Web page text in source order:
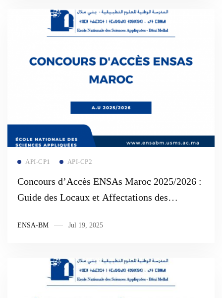
API-CP1 API-CP2
Concours d’Accès ENSAs Maroc 2025/2026 :
Guide des Locaux et Affectations des
ENSA-BM Jul 19, 2025